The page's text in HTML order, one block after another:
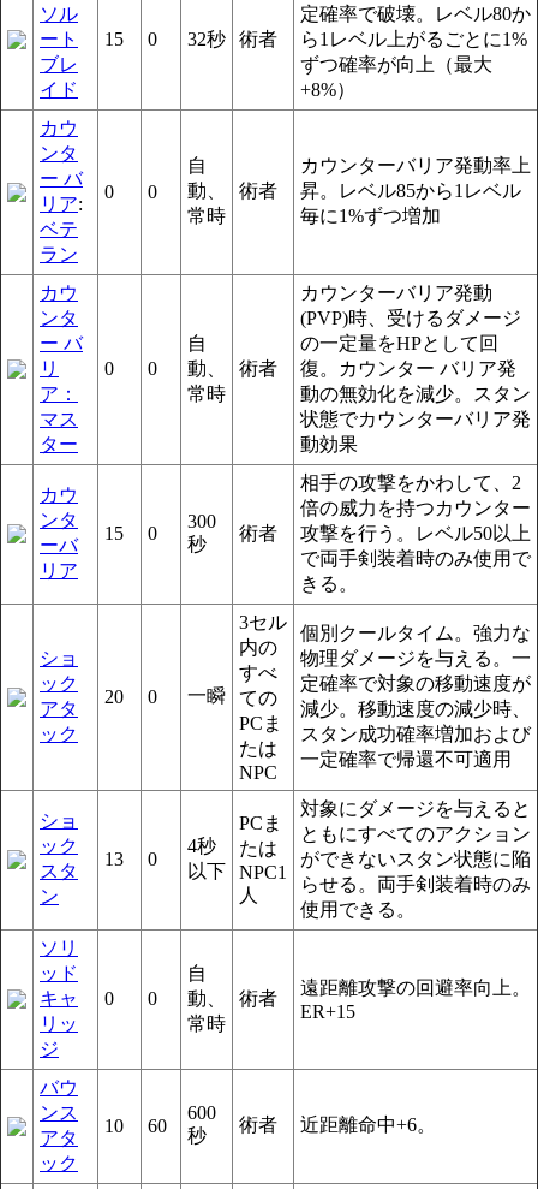
ソル
ート
ブレ
イド
15 0 32秒 術者
定確率で破壊。レベル80か
ら1レベル上がるごとに1%
ずつ確率が向上（最大
+8%）
カウ
ンタ
ー バ
リア:
ベテ
ラン
0 0
自
動、
常時
術者
カウンターバリア発動率上
昇。レベル85から1レベル
毎に1%ずつ増加
カウ
ンタ
ー バ
リ
ア：
マス
ター
0 0
自
動、
常時
術者
カウンターバリア発動
(PVP)時、受けるダメージ
の一定量をHPとして回
復。カウンター バリア発
動の無効化を減少。スタン
状態でカウンターバリア発
動効果
カウ
ンタ
ーバ
リア
15 0
300
秒
術者
相手の攻撃をかわして、2
倍の威力を持つカウンター
攻撃を行う。レベル50以上
で両手剣装着時のみ使用で
きる。
ショ
ック
アタ
ック
20 0 一瞬
3セル
内の
すべ
ての
PCま
たは
NPC
個別クールタイム。強力な
物理ダメージを与える。一
定確率で対象の移動速度が
減少。移動速度の減少時、
スタン成功確率増加および
一定確率で帰還不可適用
ショ
ック
スタ
ン
13 0
4秒
以下
PCま
たは
NPC1
人
対象にダメージを与えると
ともにすべてのアクション
ができないスタン状態に陥
らせる。両手剣装着時のみ
使用できる。
ソリ
ッド
キャ
リッ
ジ
0 0
自
動、
常時
術者
遠距離攻撃の回避率向上。
ER+15
バウ
ンス
アタ
ック
10 60
600
秒
術者 近距離命中+6。